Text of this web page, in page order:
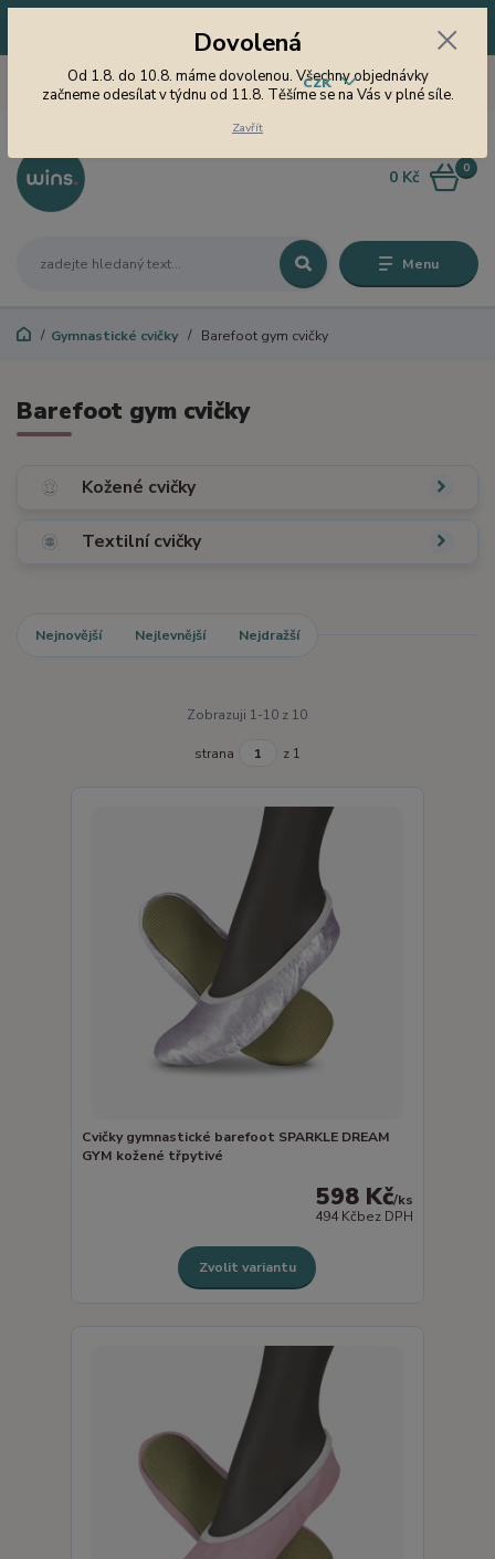
začneme odesílat v týdnu od 11.8. Těšíme se na Vás v plné síle.
Menu
CZK
605 747 185
Jsme tu pro Vás od 9 do 15
hodin
0
0 Kč
Gymnastické cvičky Barefoot gym cvičky
Barefoot gym cvičky
Kožené cvičky
Textilní cvičky
Nejnovější Nejlevnější Nejdražší
Zobrazuji 1-10 z 10
strana z 1
Cvičky gymnastické barefoot SPARKLE DREAM
GYM kožené třpytivé
598 Kč/ks
494 Kčbez DPH
Zvolit variantu
Dovolená
Od 1.8. do 10.8. máme dovolenou. Všechny objednávky
začneme odesílat v týdnu od 11.8. Těšíme se na Vás v plné síle.
Zavřít